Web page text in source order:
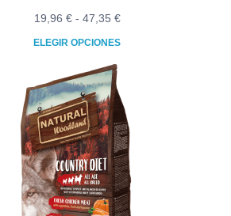
19,96 € - 47,35 €Rango
hasta
47,35 €
ELEGIR OPCIONES
Este
producto
tiene
múltiples
variantes.
Las
opciones
se
pueden